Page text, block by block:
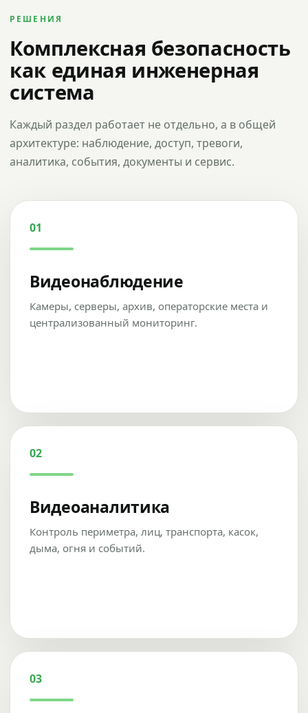
РЕШЕНИЯ
Комплексная безопасность
как единая инженерная
система
Каждый раздел работает не отдельно, а в общей
архитектуре: наблюдение, доступ, тревоги,
аналитика, события, документы и сервис.
01
Видеонаблюдение
Камеры, серверы, архив, операторские места и
централизованный мониторинг.
02
Видеоаналитика
Контроль периметра, лиц, транспорта, касок,
дыма, огня и событий.
03